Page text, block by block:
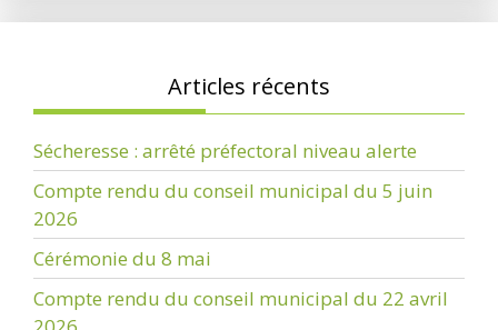
Articles récents
Sécheresse : arrêté préfectoral niveau alerte
Compte rendu du conseil municipal du 5 juin
2026
Cérémonie du 8 mai
Compte rendu du conseil municipal du 22 avril